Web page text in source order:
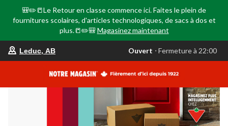
🎒✏️📒Le Retour en classe commence ici. Faites le plein de
fournitures scolaires, d'articles technologiques, de sacs à dos et
plus.📒✏️🎒 Magasinez maintenant
votre
est
AB,
Ouvert,
Fermeture
Leduc, AB Ouvert ⋅ Fermeture à 22:00